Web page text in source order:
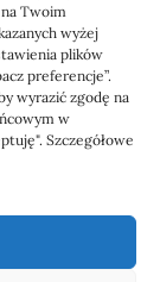
Twoim
wyżej
plików
preferencje”.
wyrazić zgodę na
w
Szczegółowe